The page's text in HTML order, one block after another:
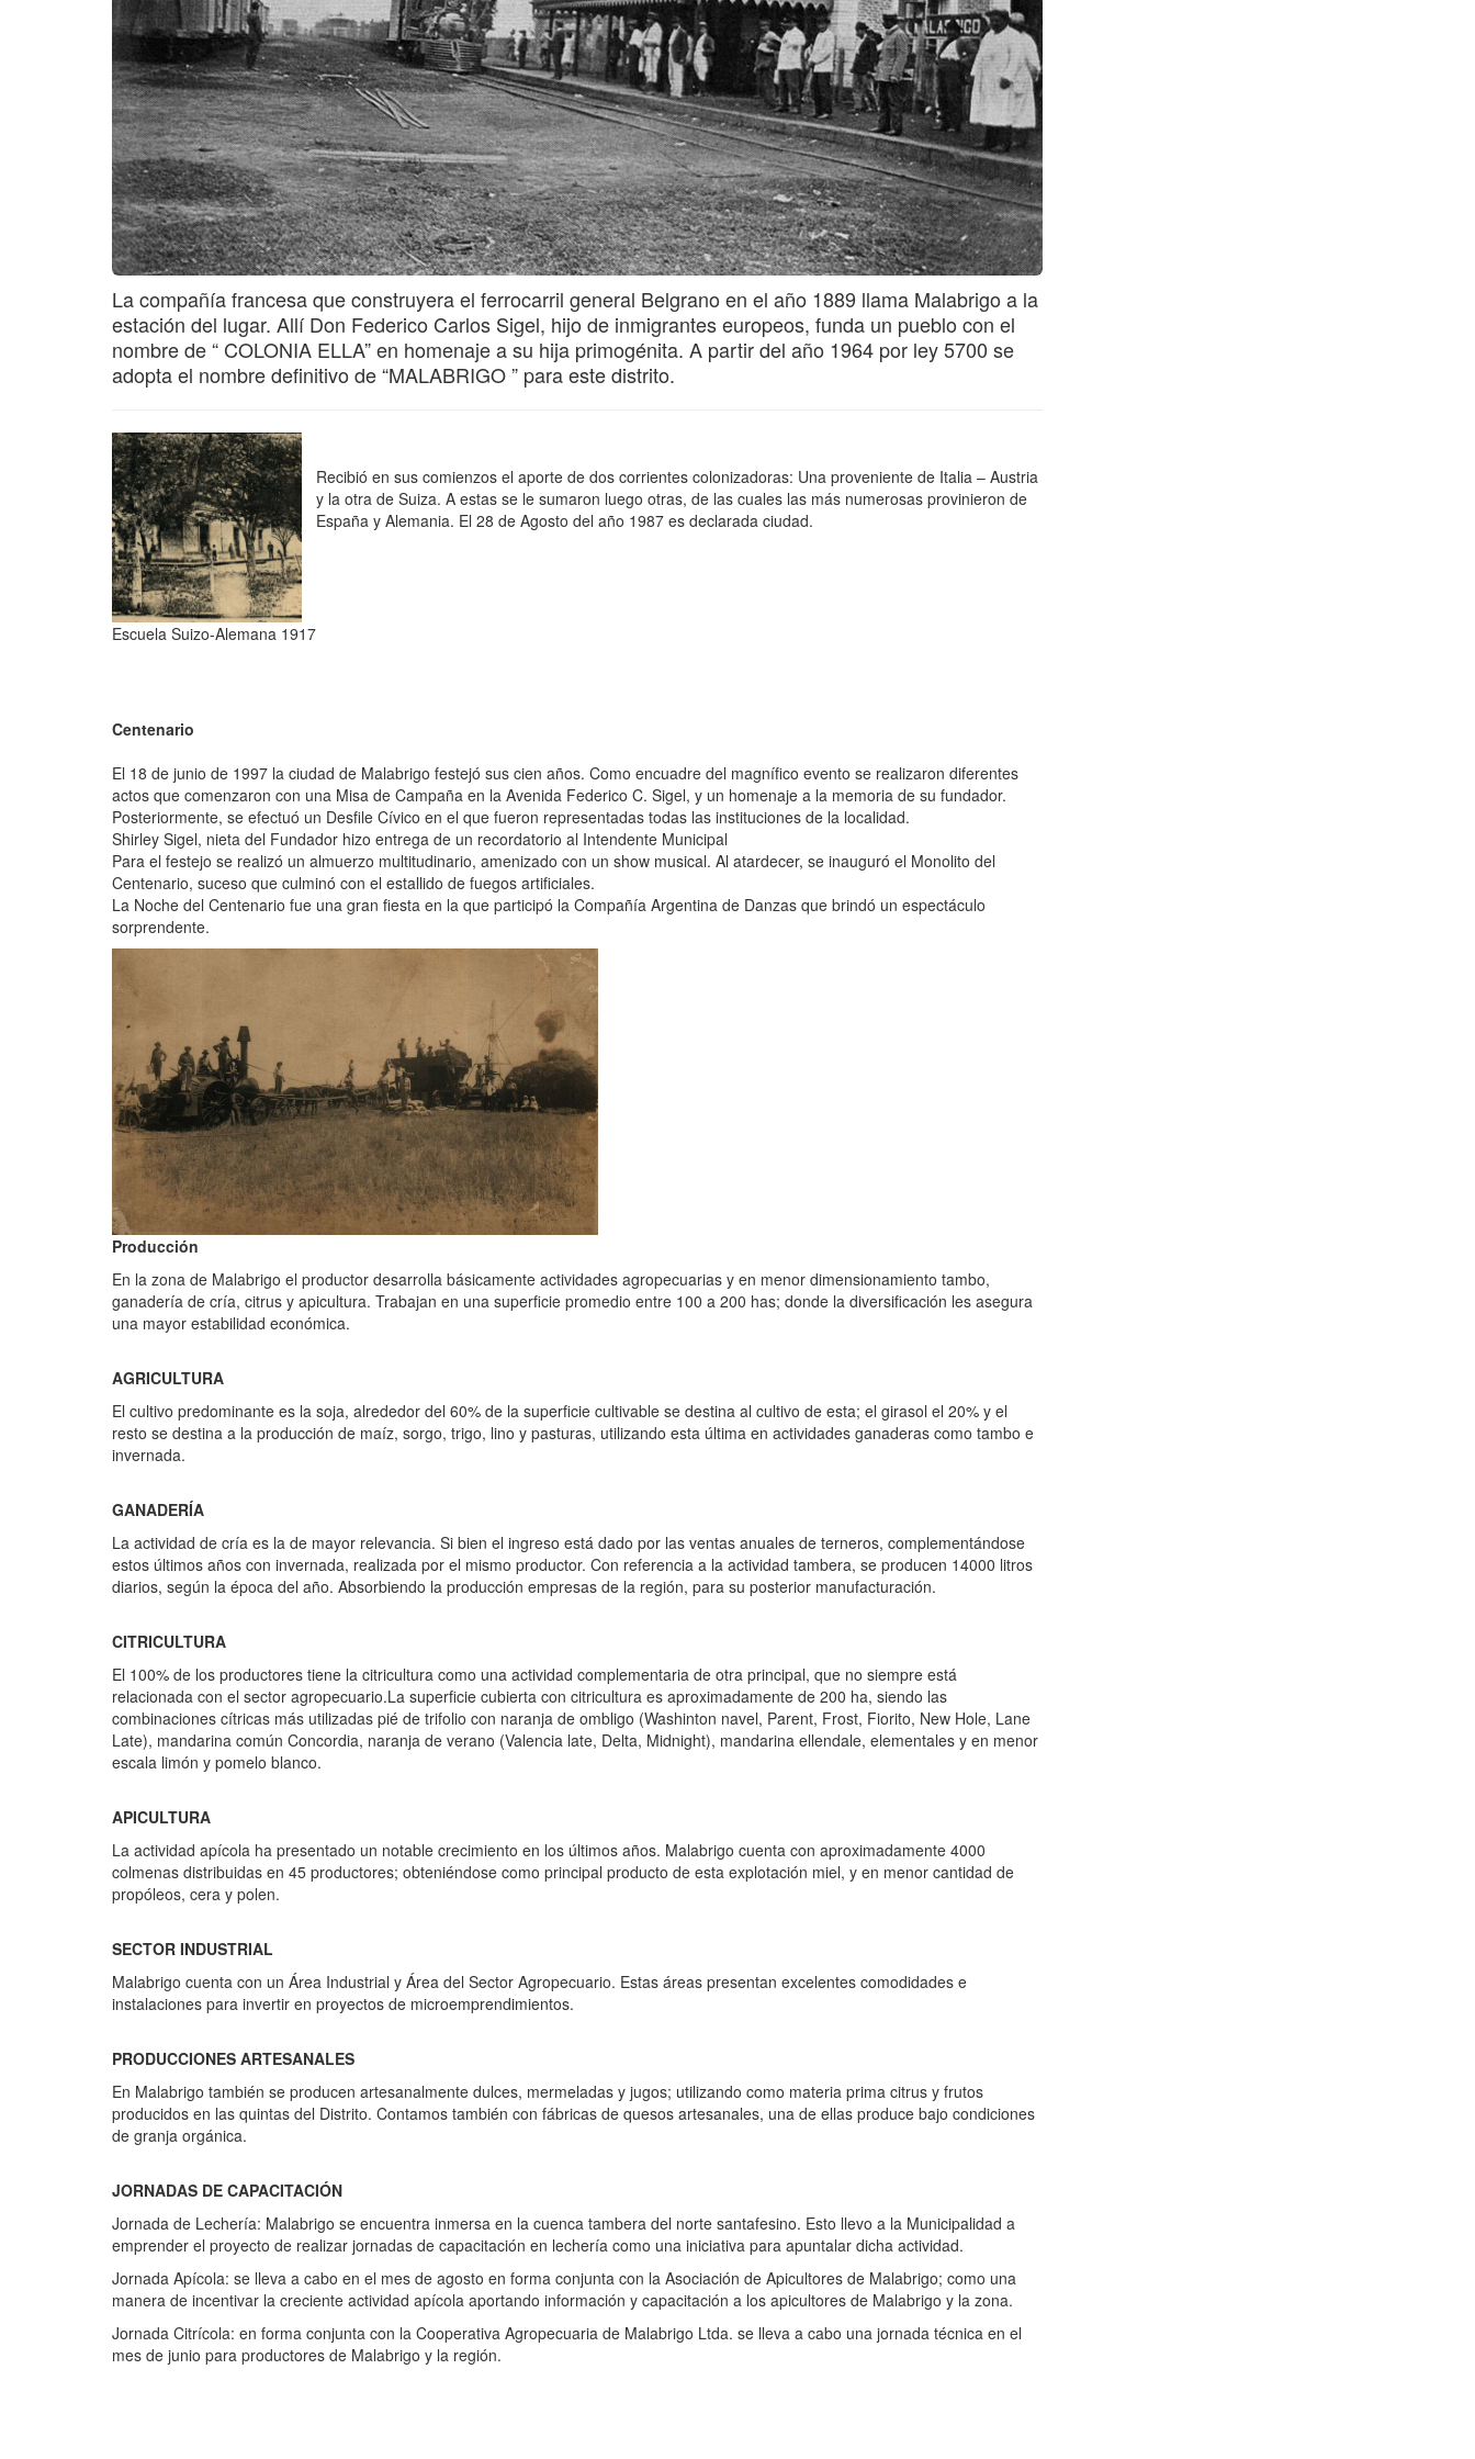
La compañía francesa que construyera el ferrocarril general Belgrano en el año 1889 llama Malabrigo a la
estación del lugar. Allí Don Federico Carlos Sigel, hijo de inmigrantes europeos, funda un pueblo con el
nombre de “ COLONIA ELLA” en homenaje a su hija primogénita. A partir del año 1964 por ley 5700 se
adopta el nombre definitivo de “MALABRIGO ” para este distrito.
Escuela Suizo-Alemana 1917
Recibió en sus comienzos el aporte de dos corrientes colonizadoras: Una proveniente de Italia – Austria
y la otra de Suiza. A estas se le sumaron luego otras, de las cuales las más numerosas provinieron de
España y Alemania. El 28 de Agosto del año 1987 es declarada ciudad.
Centenario
El 18 de junio de 1997 la ciudad de Malabrigo festejó sus cien años. Como encuadre del magnífico evento se realizaron diferentes
actos que comenzaron con una Misa de Campaña en la Avenida Federico C. Sigel, y un homenaje a la memoria de su fundador.
Posteriormente, se efectuó un Desfile Cívico en el que fueron representadas todas las instituciones de la localidad.
Shirley Sigel, nieta del Fundador hizo entrega de un recordatorio al Intendente Municipal
Para el festejo se realizó un almuerzo multitudinario, amenizado con un show musical. Al atardecer, se inauguró el Monolito del
Centenario, suceso que culminó con el estallido de fuegos artificiales.
La Noche del Centenario fue una gran fiesta en la que participó la Compañía Argentina de Danzas que brindó un espectáculo
sorprendente.
Producción
En la zona de Malabrigo el productor desarrolla básicamente actividades agropecuarias y en menor dimensionamiento tambo,
ganadería de cría, citrus y apicultura. Trabajan en una superficie promedio entre 100 a 200 has; donde la diversificación les asegura
una mayor estabilidad económica.
AGRICULTURA
El cultivo predominante es la soja, alrededor del 60% de la superficie cultivable se destina al cultivo de esta; el girasol el 20% y el
resto se destina a la producción de maíz, sorgo, trigo, lino y pasturas, utilizando esta última en actividades ganaderas como tambo e
invernada.
GANADERÍA
La actividad de cría es la de mayor relevancia. Si bien el ingreso está dado por las ventas anuales de terneros, complementándose
estos últimos años con invernada, realizada por el mismo productor. Con referencia a la actividad tambera, se producen 14000 litros
diarios, según la época del año. Absorbiendo la producción empresas de la región, para su posterior manufacturación.
CITRICULTURA
El 100% de los productores tiene la citricultura como una actividad complementaria de otra principal, que no siempre está
relacionada con el sector agropecuario.La superficie cubierta con citricultura es aproximadamente de 200 ha, siendo las
combinaciones cítricas más utilizadas pié de trifolio con naranja de ombligo (Washinton navel, Parent, Frost, Fiorito, New Hole, Lane
Late), mandarina común Concordia, naranja de verano (Valencia late, Delta, Midnight), mandarina ellendale, elementales y en menor
escala limón y pomelo blanco.
APICULTURA
La actividad apícola ha presentado un notable crecimiento en los últimos años. Malabrigo cuenta con aproximadamente 4000
colmenas distribuidas en 45 productores; obteniéndose como principal producto de esta explotación miel, y en menor cantidad de
propóleos, cera y polen.
SECTOR INDUSTRIAL
Malabrigo cuenta con un Área Industrial y Área del Sector Agropecuario. Estas áreas presentan excelentes comodidades e
instalaciones para invertir en proyectos de microemprendimientos.
PRODUCCIONES ARTESANALES
En Malabrigo también se producen artesanalmente dulces, mermeladas y jugos; utilizando como materia prima citrus y frutos
producidos en las quintas del Distrito. Contamos también con fábricas de quesos artesanales, una de ellas produce bajo condiciones
de granja orgánica.
JORNADAS DE CAPACITACIÓN
Jornada de Lechería: Malabrigo se encuentra inmersa en la cuenca tambera del norte santafesino. Esto llevo a la Municipalidad a
emprender el proyecto de realizar jornadas de capacitación en lechería como una iniciativa para apuntalar dicha actividad.
Jornada Apícola: se lleva a cabo en el mes de agosto en forma conjunta con la Asociación de Apicultores de Malabrigo; como una
manera de incentivar la creciente actividad apícola aportando información y capacitación a los apicultores de Malabrigo y la zona.
Jornada Citrícola: en forma conjunta con la Cooperativa Agropecuaria de Malabrigo Ltda. se lleva a cabo una jornada técnica en el
mes de junio para productores de Malabrigo y la región.